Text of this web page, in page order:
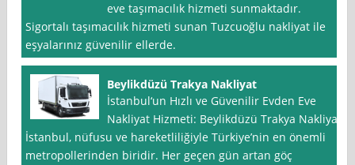
eve taşımacılık hizmeti sunmaktadır.
Sigortalı taşımacılık hizmeti sunan Tuzcuoğlu nakliyat ile
eşyalarınız güvenilir ellerde.
Beylikdüzü Trakya Nakliyat
İstanbul‘un Hızlı ve Güvenilir Evden Eve
Nakliyat Hizmeti: Beylikdüzü Trakya Nakliyat
İstanbul, nüfusu ve hareketliliğiyle Türkiye’nin en önemli
metropollerinden biridir. Her geçen gün artan göç